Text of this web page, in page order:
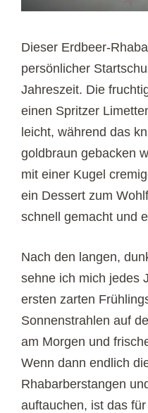
Dieser Erdbeer-
persönlicher
Jahreszeit. Die
einen Spritzer
leicht, während das
goldbraun gebacken
mit einer Kugel
ein Dessert zum
schnell gemacht und
Nach den langen,
sehne ich mich jedes
ersten zarten
Sonnenstrahlen auf
am Morgen und
Wenn dann endlich
Rhabarberstangen
auftauchen, ist das